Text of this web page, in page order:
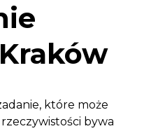
które może
bywa